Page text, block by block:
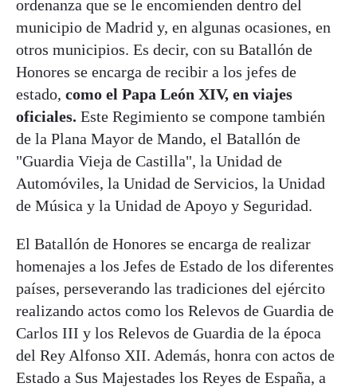
ordenanza que se le encomienden dentro del
municipio de Madrid y, en algunas ocasiones, en
otros municipios. Es decir, con su Batallón de
Honores se encarga de recibir a los jefes de
estado, como el Papa León XIV, en viajes
oficiales. Este Regimiento se compone también
de la Plana Mayor de Mando, el Batallón de
"Guardia Vieja de Castilla", la Unidad de
Automóviles, la Unidad de Servicios, la Unidad
de Música y la Unidad de Apoyo y Seguridad.
El Batallón de Honores se encarga de realizar
homenajes a los Jefes de Estado de los diferentes
países, perseverando las tradiciones del ejército
realizando actos como los Relevos de Guardia de
Carlos III y los Relevos de Guardia de la época
del Rey Alfonso XII. Además, honra con actos de
Estado a Sus Majestades los Reyes de España, a